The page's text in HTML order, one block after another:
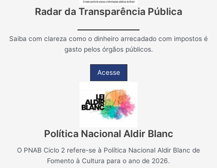
Radar da Transparência Pública
Saiba com clareza como o dinheiro arrecadado com impostos é
gasto pelos órgãos públicos.
Acesse
Política Nacional Aldir Blanc
O PNAB Ciclo 2 refere-se à Política Nacional Aldir Blanc de
Fomento à Cultura para o ano de 2026.